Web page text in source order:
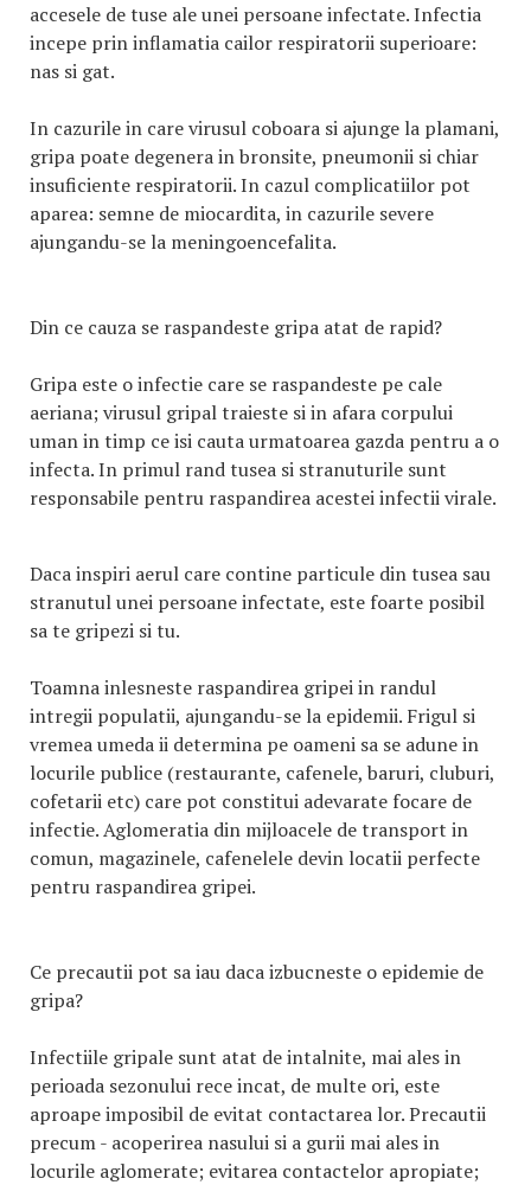
accesele de tuse ale unei persoane infectate. Infectia
incepe prin inflamatia cailor respiratorii superioare:
nas si gat.
In cazurile in care virusul coboara si ajunge la plamani,
gripa poate degenera in bronsite, pneumonii si chiar
insuficiente respiratorii. In cazul complicatiilor pot
aparea: semne de miocardita, in cazurile severe
ajungandu-se la meningoencefalita.
Din ce cauza se raspandeste gripa atat de rapid?
Gripa este o infectie care se raspandeste pe cale
aeriana; virusul gripal traieste si in afara corpului
uman in timp ce isi cauta urmatoarea gazda pentru a o
infecta. In primul rand tusea si stranuturile sunt
responsabile pentru raspandirea acestei infectii virale.
Daca inspiri aerul care contine particule din tusea sau
stranutul unei persoane infectate, este foarte posibil
sa te gripezi si tu.
Toamna inlesneste raspandirea gripei in randul
intregii populatii, ajungandu-se la epidemii. Frigul si
vremea umeda ii determina pe oameni sa se adune in
locurile publice (restaurante, cafenele, baruri, cluburi,
cofetarii etc) care pot constitui adevarate focare de
infectie. Aglomeratia din mijloacele de transport in
comun, magazinele, cafenelele devin locatii perfecte
pentru raspandirea gripei.
Ce precautii pot sa iau daca izbucneste o epidemie de
gripa?
Infectiile gripale sunt atat de intalnite, mai ales in
perioada sezonului rece incat, de multe ori, este
aproape imposibil de evitat contactarea lor. Precautii
precum - acoperirea nasului si a gurii mai ales in
locurile aglomerate; evitarea contactelor apropiate;